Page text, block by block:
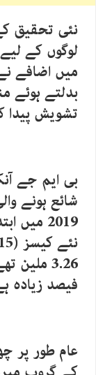
لوگوں کے
میں اضافے
بدلتے ہوئے
تشویش پیدا
بی ایم جے
شائع ہونے
2019
فیصد زیادہ
عام طور پر